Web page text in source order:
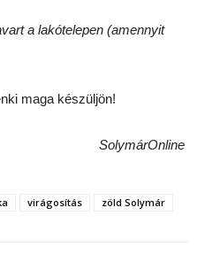
a lakótelepen (amennyit
maga készüljön!
SolymárOnline
virágosítás zöld Solymár